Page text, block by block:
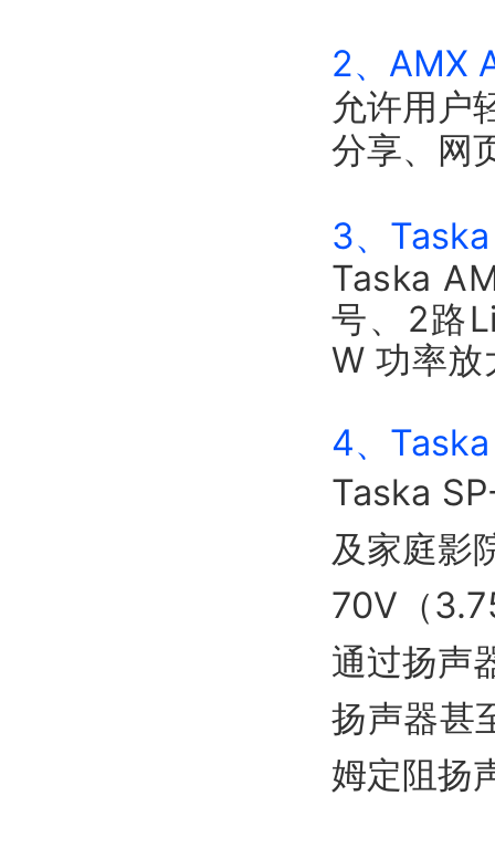
2、 AMX
允许用户
分享、网
3、
Taska
号、2路
W 功率放
4、
Taska
及家庭影
70V（
通过扬声
扬声器甚
姆定阻扬